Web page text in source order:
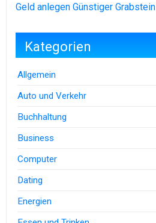
Geld anlegen Günstiger Grabstein
Kategorien
Allgemein
Auto und Verkehr
Buchhaltung
Business
Computer
Dating
Energien